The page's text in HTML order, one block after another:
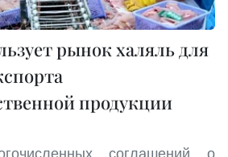
рынок халяль для
продукции
соглашений о